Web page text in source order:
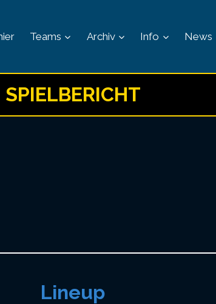
Teams Archiv Info News
SPIELBERICHT
Lineup